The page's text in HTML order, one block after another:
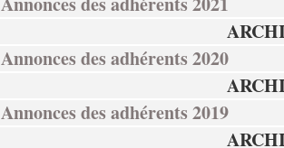
Annonces des adhérents 2020
Annonces des adhérents 2019